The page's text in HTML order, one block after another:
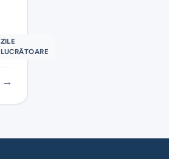
ZILE
LUCRĂTOARE
→